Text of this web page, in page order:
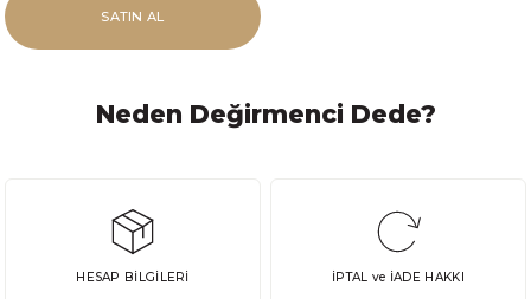
SATIN AL
Neden Değirmenci Dede?
HESAP BİLGİLERİ İPTAL ve İADE HAKKI